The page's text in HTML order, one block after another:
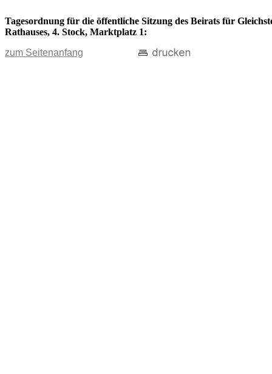
Tagesordnung für die öffentliche Sitzung des Beirats für
Rathauses, 4. Stock, Marktplatz 1:
zum Seitenanfang